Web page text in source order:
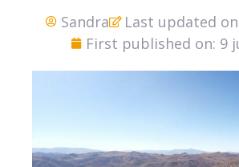
Sandra
Last updated
First published on: 9